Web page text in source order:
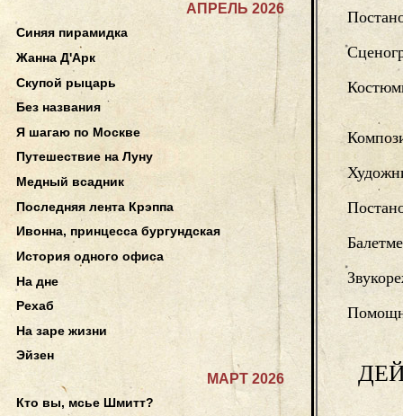
АПРЕЛЬ 2026
Синяя пирамидка
Жанна Д'Арк
Скупой рыцарь
Без названия
Я шагаю по Москве
Путешествие на Луну
Медный всадник
Последняя лента Крэппа
Ивонна, принцесса бургундская
История одного офиса
На дне
Рехаб
На заре жизни
Эйзен
МАРТ 2026
Кто вы, мсье Шмитт?